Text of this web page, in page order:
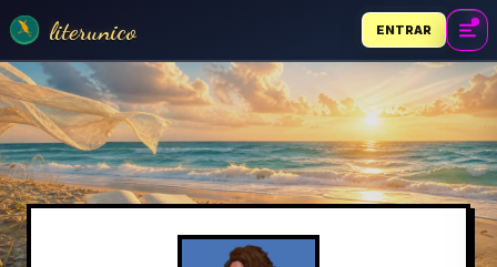
literunico ENTRAR